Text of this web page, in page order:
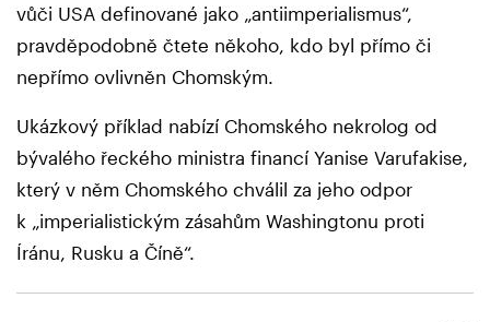
vůči USA definované jako „antiimperialismus“,
pravděpodobně čtete někoho, kdo byl přímo či
nepřímo ovlivněn Chomským.
Ukázkový příklad nabízí Chomského nekrolog od
bývalého řeckého ministra financí Yanise Varufakise,
který v něm Chomského chválil za jeho odpor
k „imperialistickým zásahům Washingtonu proti
Íránu, Rusku a Číně“.